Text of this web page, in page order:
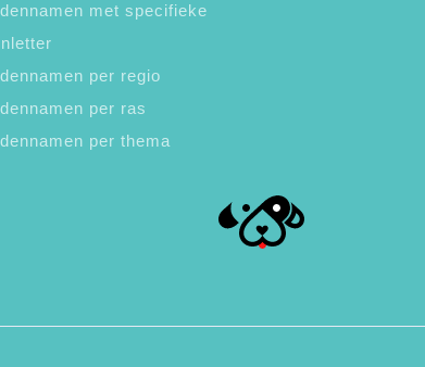
met specifieke
per regio
per ras
per thema